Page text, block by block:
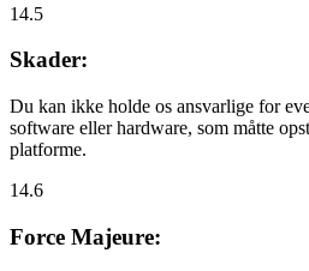
14.5
Skader:
Du kan ikke holde os ansvarlige for
software eller hardware, som måtte
platforme.
14.6
Force Majeure: